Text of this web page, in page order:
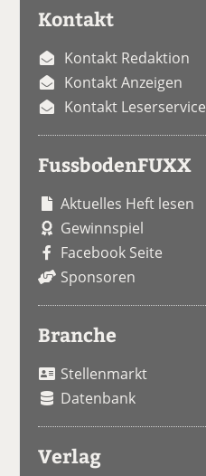
Kontakt
Kontakt Redaktion
Kontakt Anzeigen
Kontakt Leserservice
FussbodenFUXX
Aktuelles Heft lesen
Gewinnspiel
Facebook Seite
Sponsoren
Branche
Stellenmarkt
Datenbank
Verlag